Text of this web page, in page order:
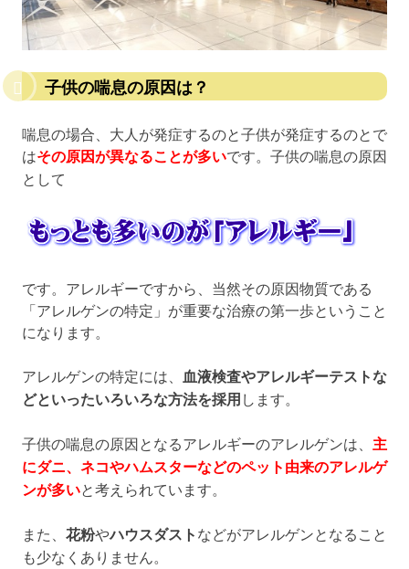
子供の喘息の原因は？
喘息の場合、大人が発症するのと子供が発症するのとで
はその原因が異なることが多いです。子供の喘息の原因
として
です。アレルギーですから、当然その原因物質である
「アレルゲンの特定」が重要な治療の第一歩ということ
になります。
アレルゲンの特定には、 血液検査やアレルギーテストな
どといったいろいろな方法を採用 します。
子供の喘息の原因となるアレルギーのアレルゲンは、 主
にダニ、ネコやハムスターなどのペット由来のアレルゲ
ンが多いと考えられています。
また、 花粉やハウスダスト などがアレルゲンとなること
も少なくありません。